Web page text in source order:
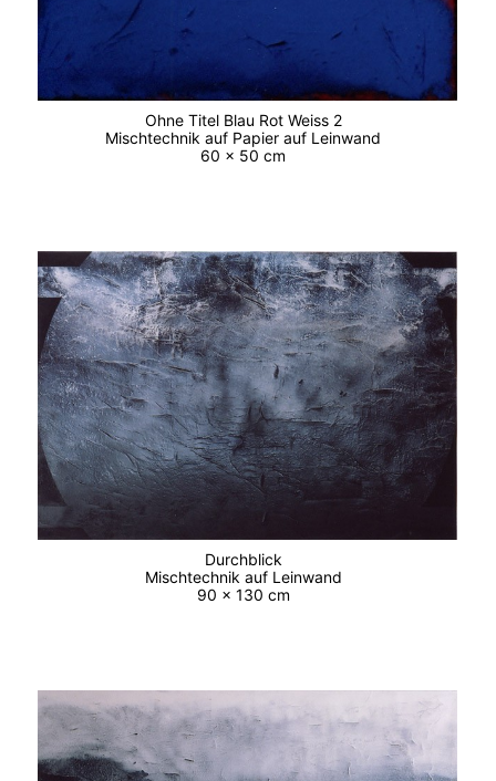
Ohne Titel Blau Rot Weiss 2
Mischtechnik auf Papier auf Leinwand
60 x 50 cm
Durchblick
Mischtechnik auf Leinwand
90 x 130 cm